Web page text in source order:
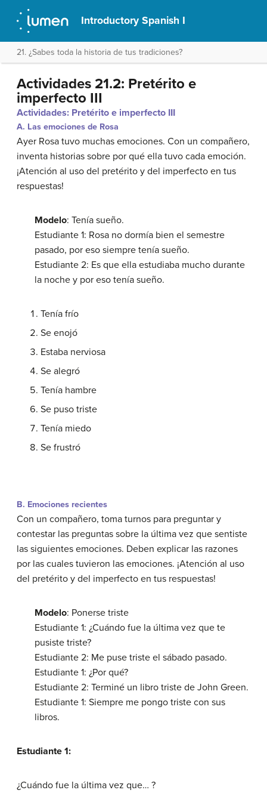
Introductory Spanish I
21. ¿Sabes toda la historia de tus tradiciones?
Actividades 21.2: Pretérito e
imperfecto III
Actividades: Pretérito e imperfecto III
A. Las emociones de Rosa
Ayer Rosa tuvo muchas emociones. Con un compañero,
inventa historias sobre por qué ella tuvo cada emoción.
¡Atención al uso del pretérito y del imperfecto en tus
respuestas!
Modelo: Tenía sueño.
Estudiante 1: Rosa no dormía bien el semestre
pasado, por eso siempre tenía sueño.
Estudiante 2: Es que ella estudiaba mucho durante
la noche y por eso tenía sueño.
Tenía frío
Se enojó
Estaba nerviosa
Se alegró
Tenía hambre
Se puso triste
Tenía miedo
Se frustró
B. Emociones recientes
Con un compañero, toma turnos para preguntar y
contestar las preguntas sobre la última vez que sentiste
las siguientes emociones. Deben explicar las razones
por las cuales tuvieron las emociones. ¡Atención al uso
del pretérito y del imperfecto en tus respuestas!
Modelo: Ponerse triste
Estudiante 1: ¿Cuándo fue la última vez que te
pusiste triste?
Estudiante 2: Me puse triste el sábado pasado.
Estudiante 1: ¿Por qué?
Estudiante 2: Terminé un libro triste de John Green.
Estudiante 1: Siempre me pongo triste con sus
libros.
Estudiante 1:
¿Cuándo fue la última vez que… ?